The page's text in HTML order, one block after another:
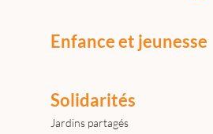
Enfance et jeunesse
Solidarités
Jardins partagés